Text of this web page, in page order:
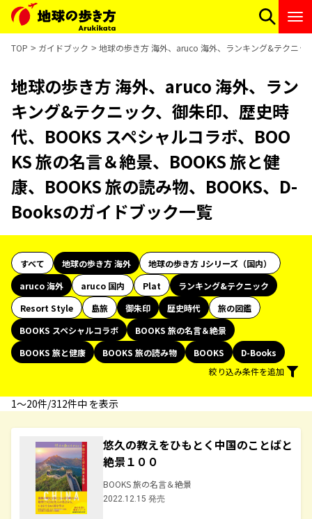
TOP ガイドブック 地球の歩き方 海外、aruco 海外、ランキング&テクニッ
地球の歩き方 海外、aruco 海外、ラン
キング&テクニック、御朱印、歴史時
代、BOOKS スペシャルコラボ、BOO
KS 旅の名言＆絶景、BOOKS 旅と健
康、BOOKS 旅の読み物、BOOKS、D-
Booksのガイドブック一覧
すべて 地球の歩き方 海外
地球の歩き方 Jシリーズ（国内）
aruco 海外
aruco 国内 Plat
ランキング&テクニック
Resort Style
島旅 御朱印 歴史時代
旅の図鑑
BOOKS スペシャルコラボ
BOOKS 旅の名言＆絶景
BOOKS 旅と健康
BOOKS 旅の読み物 BOOKS
D-Books
絞り込み条件を追加
1〜20件/312件中 を表示
悠久の教えをひもとく中国のことばと
絶景１００
BOOKS 旅の名言＆絶景
2022.12.15 発売